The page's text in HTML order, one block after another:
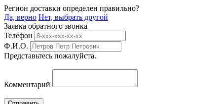
Регион доставки определен правильно?
Да, верно Нет, выбрать другой
Заявка обратного звонка
Телефон
Ф.И.О.
Представьтесь пожалуйста.
Комментарий